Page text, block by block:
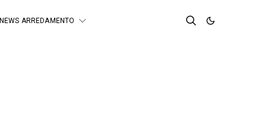
NEWS ARREDAMENTO